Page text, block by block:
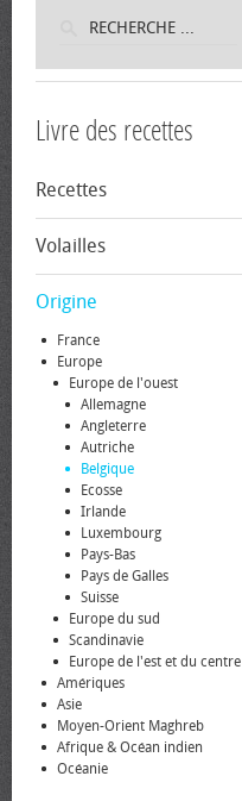
Livre des recettes
Recettes
Volailles
Origine
France
Europe
Europe de l'ouest
Allemagne
Angleterre
Autriche
Belgique
Ecosse
Irlande
Luxembourg
Pays-Bas
Pays de Galles
Suisse
Europe du sud
Scandinavie
Europe de l'est et du centre
Amériques
Asie
Moyen-Orient Maghreb
Afrique & Océan indien
Océanie